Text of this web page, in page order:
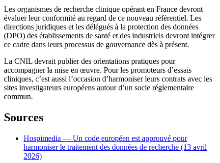
Les organismes de recherche clinique opérant en France devront
évaluer leur conformité au regard de ce nouveau référentiel. Les
directions juridiques et les délégués à la protection des données
(DPO) des établissements de santé et des industriels devront intégrer
ce cadre dans leurs processus de gouvernance dès à présent.
La CNIL devrait publier des orientations pratiques pour
accompagner la mise en œuvre. Pour les promoteurs d’essais
cliniques, c’est aussi l’occasion d’harmoniser leurs contrats avec les
sites investigateurs européens autour d’un socle réglementaire
commun.
Sources
Hospimedia — Un code européen est approuvé pour
harmoniser le traitement des données de recherche (13 avril
2026)